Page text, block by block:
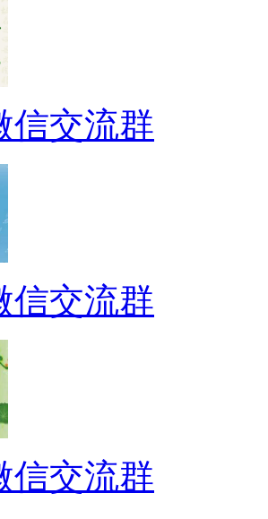
信交流群
信交流群
信交流群